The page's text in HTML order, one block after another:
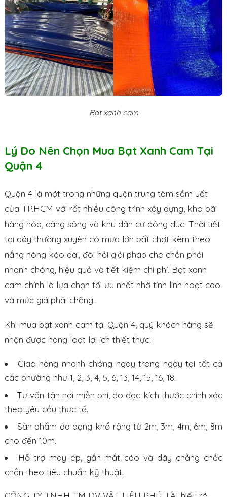
Bạt xanh cam
Lý Do Nên Chọn Mua Bạt Xanh Cam Tại
Quận 4
Quận 4 là một trong những quận trung tâm sầm uất
của TP.HCM với rất nhiều công trình xây dựng, kho bãi
hàng hóa, cảng sông và khu dân cư đông đúc. Thời tiết
tại đây thường xuyên có mưa lớn bất chợt kèm theo
nắng nóng kéo dài, đòi hỏi giải pháp che chắn phải
nhanh chóng, hiệu quả và tiết kiệm chi phí. Bạt xanh
cam chính là lựa chọn tối ưu nhất nhờ tính linh hoạt cao
và mức giá phải chăng.
Khi mua bạt xanh cam tại Quận 4, quý khách hàng sẽ
nhận được hàng loạt lợi ích thiết thực:
Giao hàng nhanh chóng ngay trong ngày tại tất cả
các phường như 1, 2, 3, 4, 5, 6, 13, 14, 15, 16, 18.
Tư vấn tận nơi miễn phí, đo đạc kích thước chính xác
theo yêu cầu thực tế.
Sản phẩm đa dạng khổ rộng từ 2m, 3m, 4m, 6m, 8m
cho đến 10m.
Hỗ trợ may ép, gắn mắt cáo và dây chằng chắc
chắn theo tiêu chuẩn kỹ thuật.